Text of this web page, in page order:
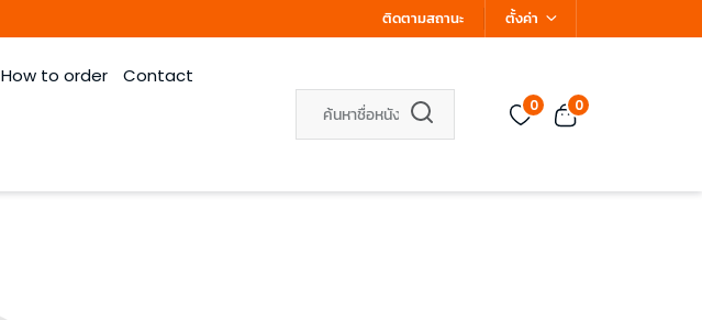
ติดตามสถานะ ตั้งค่า
How to order Contact
0 0